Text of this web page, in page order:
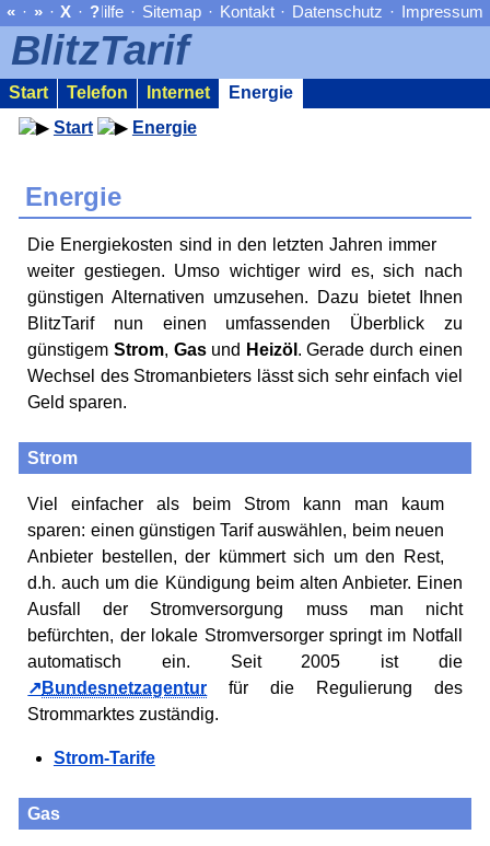
Energie
Die Energiekosten sind in den letzten Jahren immer
weiter gestiegen. Umso wichtiger wird es, sich nach
günstigen Alternativen umzusehen. Dazu bietet Ihnen
BlitzTarif nun einen umfassenden Überblick zu
günstigem Strom, Gasund Heizöl . Gerade durch einen
Wechsel des Stromanbieters lässt sich sehr einfach viel
Geld sparen.
Strom
Viel einfacher als beim Strom kann man kaum
sparen: einen günstigen Tarif auswählen, beim neuen
Anbieter bestellen, der kümmert sich um den Rest,
d.h. auch um die Kündigung beim alten Anbieter. Einen
Ausfall der Stromversorgung muss man nicht
befürchten, der lokale Stromversorger springt im Notfall
automatisch ein. Seit 2005 ist die
Bundesnetzagentur für die Regulierung des
Strommarktes zuständig.
Strom-Tarife
Gas
Hilfe · Sitemap · Kontakt · Datenschutz · Impressum
« · » · X · ?
BlitzTarif
Start Telefon Internet
Energie
Start
Energie